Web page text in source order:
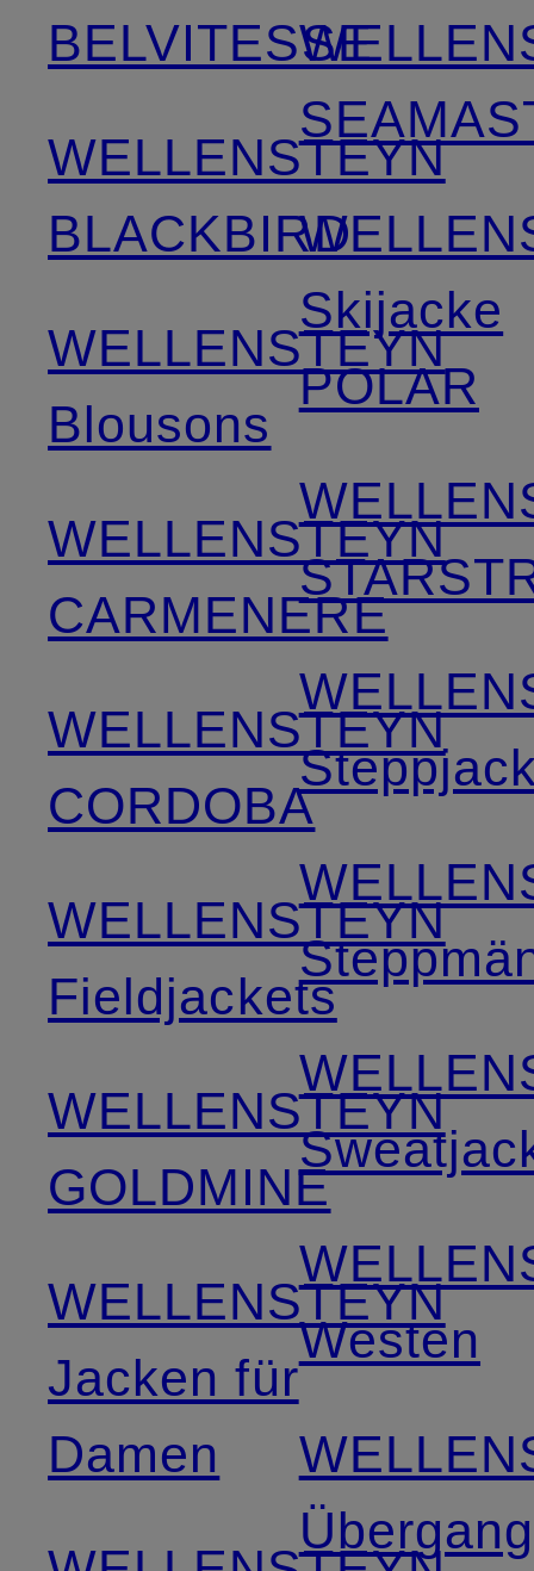
BELVITESSE
WELLENSTEYN
BLACKBIRD
WELLENSTEYN
Blousons
WELLENSTEYN
CARMENERE
WELLENSTEYN
CORDOBA
WELLENSTEYN
Fieldjackets
WELLENSTEYN
GOLDMINE
WELLENSTEYN
Jacken für
Damen
Skijacke
POLAR
Westen